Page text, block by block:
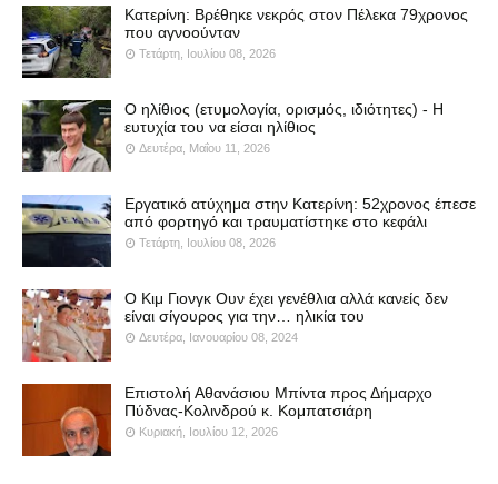
Κατερίνη: Βρέθηκε νεκρός στον Πέλεκα 79χρονος
που αγνοούνταν
Τετάρτη, Ιουλίου 08, 2026
Ο ηλίθιος (ετυμολογία, ορισμός, ιδιότητες) - Η
ευτυχία του να είσαι ηλίθιος
Δευτέρα, Μαΐου 11, 2026
Εργατικό ατύχημα στην Κατερίνη: 52χρονος έπεσε
από φορτηγό και τραυματίστηκε στο κεφάλι
Τετάρτη, Ιουλίου 08, 2026
Ο Κιμ Γιονγκ Ουν έχει γενέθλια αλλά κανείς δεν
είναι σίγουρος για την… ηλικία του
Δευτέρα, Ιανουαρίου 08, 2024
Επιστολή Αθανάσιου Μπίντα προς Δήμαρχο
Πύδνας-Κολινδρού κ. Κομπατσιάρη
Κυριακή, Ιουλίου 12, 2026